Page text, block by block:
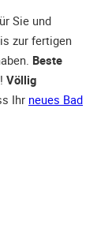
Sie und
zur fertigen
Beste
Völlig
Ihr neues Bad